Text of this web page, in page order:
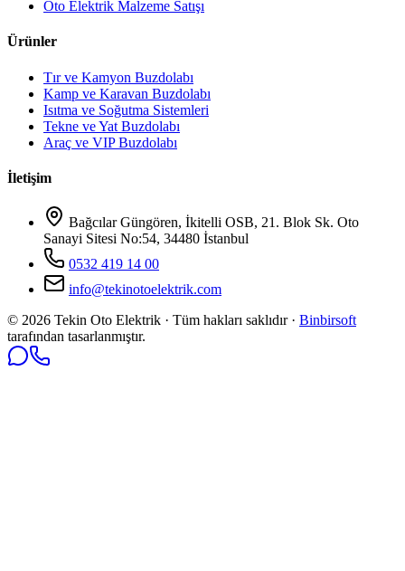
Oto Elektrik Malzeme Satışı
Ürünler
Tır ve Kamyon Buzdolabı
Kamp ve Karavan Buzdolabı
Isıtma ve Soğutma Sistemleri
Tekne ve Yat Buzdolabı
Araç ve VIP Buzdolabı
İletişim
Bağcılar Güngören, İkitelli OSB, 21. Blok Sk. Oto
Sanayi Sitesi No:54, 34480 İstanbul
0532 419 14 00
info@tekinotoelektrik.com
© 2026 Tekin Oto Elektrik · Tüm hakları saklıdır · Binbirsoft
tarafından tasarlanmıştır.